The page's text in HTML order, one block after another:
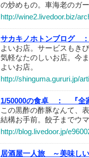
の炒めもの。車海老のガー
http://wine2.livedoor.biz/
サカキノホトンブログ ：
よいお店。サービスもき
気軽なたのしいお店。今
よいお店。
http://shinguma.gururi.jp/
1/50000の食卓 ：
『
この黒酢の酢豚なんて、
結構お手前。餃子までウ
http://blog.livedoor.jp/
居酒屋一人旅 ～美味し